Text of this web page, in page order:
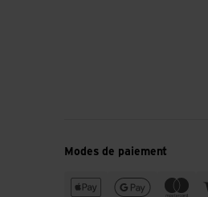
Modes de paiement